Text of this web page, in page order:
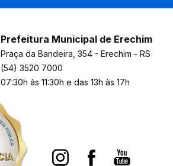
Prefeitura Municipal de Erechim
Praça da Bandeira, 354 - Erechim - RS
(54) 3520 7000
07:30h às 11:30h e das 13h às 17h